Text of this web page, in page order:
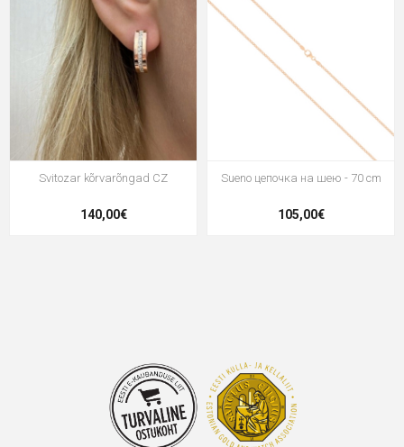
Svitozar kõrvarõngad CZ
140,00€
Sueno цепочка на шею - 70 cm
105,00€